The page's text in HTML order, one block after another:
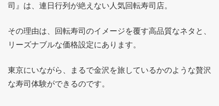
司』は、連日行列が絶えない人気回転寿司店。
その理由は、回転寿司のイメージを覆す高品質なネタと、
リーズナブルな価格設定にあります。
東京にいながら、まるで金沢を旅しているかのような贅沢
な寿司体験ができるのです。